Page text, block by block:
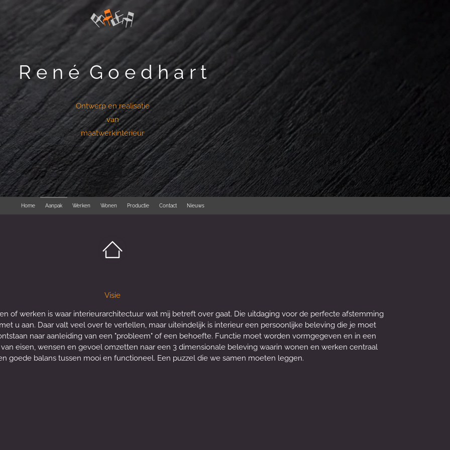
R e n é G o e d h a r t
Ontwerp en realisatie
van
maatwerkinterieur
Home Aanpak Werken Wonen Productie Contact Nieuws
Visie
of werken is waar interieurarchitectuur wat mij betreft over gaat. Die uitdaging voor de perfecte afstemming
u aan. Daar valt veel over te vertellen, maar uiteindelijk is interieur een persoonlijke beleving die je moet
naar aanleiding van een "probleem" of een behoefte. Functie moet worden vormgegeven en in een
eisen, wensen en gevoel omzetten naar een 3 dimensionale beleving waarin wonen en werken centraal
goede balans tussen mooi en functioneel. Een puzzel die we samen moeten leggen.